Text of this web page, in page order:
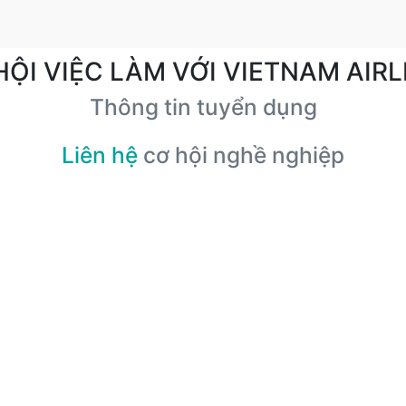
VIỆC LÀM VỚI VIETNAM
Thông tin tuyển dụng
Liên hệ cơ hội nghề nghiệp